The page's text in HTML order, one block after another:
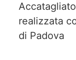
realizzata
di Padova